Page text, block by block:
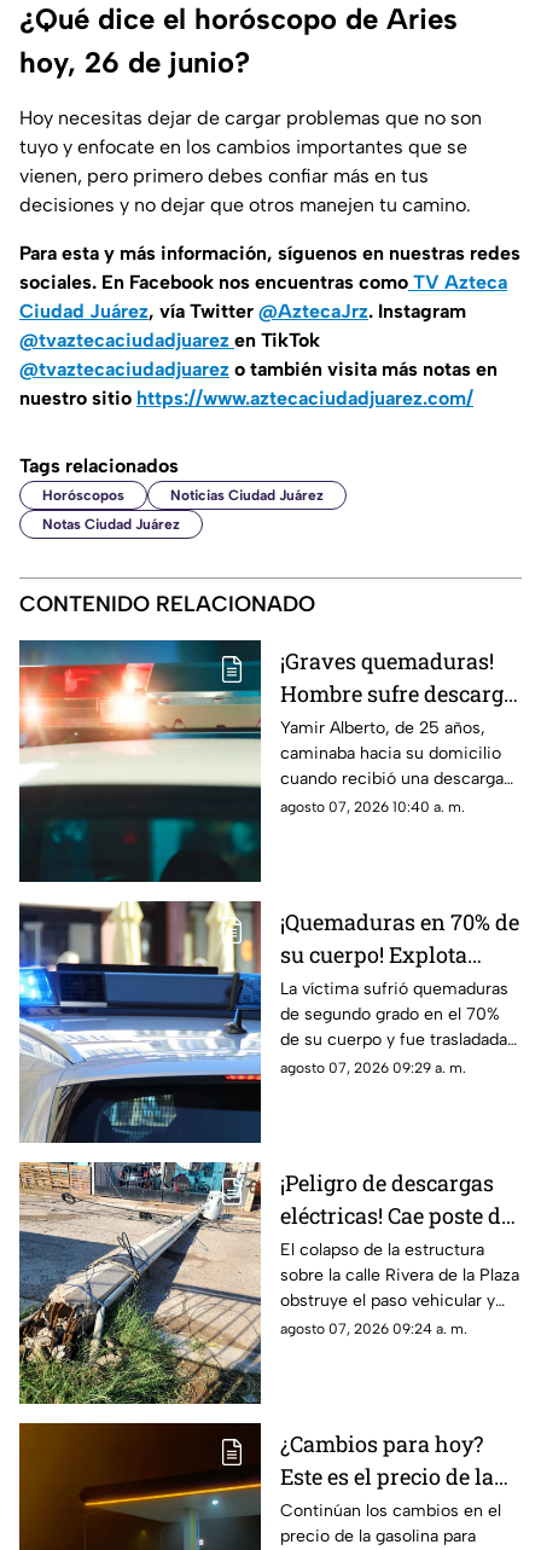
¿Qué dice el horóscopo de Aries
hoy, 26 de junio?
Hoy necesitas dejar de cargar problemas que no son
tuyo y enfocate en los cambios importantes que se
vienen, pero primero debes confiar más en tus
decisiones y no dejar que otros manejen tu camino.
Para esta y más información, síguenos en nuestras redes
sociales. En Facebook nos encuentras como TV Azteca
Ciudad Juárez, vía Twitter @AztecaJrz. Instagram
@tvaztecaciudadjuarez en TikTok
@tvaztecaciudadjuarez o también visita más notas en
nuestro sitio https://www.aztecaciudadjuarez.com/
Tags relacionados
Horóscopos
Noticias Ciudad Juárez
Notas Ciudad Juárez
CONTENIDO RELACIONADO
¡Graves quemaduras!
Hombre sufre descarga
eléctrica por pisar
cable expuesto en
banqueta de Ciudad
Juárez
Yamir Alberto, de 25 años,
caminaba hacia su domicilio
cuando recibió una descarga
eléctrica; fue trasladado de
agosto 07, 2026 10:40 a. m.
¡Quemaduras en 70% de
su cuerpo! Explota
tanque de gas en
Parajes del Sur y deja a
una persona grave
La víctima sufrió quemaduras
de segundo grado en el 70%
de su cuerpo y fue trasladada
de urgencia al Hospital General
agosto 07, 2026 09:29 a. m.
¡Peligro de descargas
eléctricas! Cae poste de
concreto tras
TORMENTAS y bloquea
calles en Ciudad Juárez
El colapso de la estructura
sobre la calle Rivera de la Plaza
obstruye el paso vehicular y
mantiene en alerta a los
agosto 07, 2026 09:24 a. m.
¿Cambios para hoy?
Este es el precio de la
gasolina para Ciudad
Juárez y El Paso
Continúan los cambios en el
precio de la gasolina para